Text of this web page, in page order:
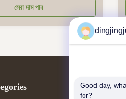
power, communication, and
poles. Its galvanized layer
layer that can resist mild
সেরা দাম পান
Good day,
for?